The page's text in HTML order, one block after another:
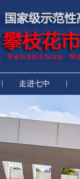
| 走进七中 |